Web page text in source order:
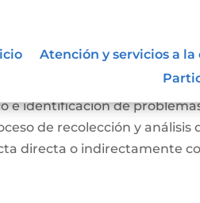
Atención y servicios a
de
e identificación de
de recolección y
directa o indirectamente